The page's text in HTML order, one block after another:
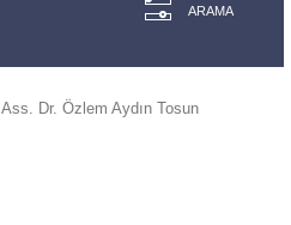
ARAMA
Ass. Dr. Özlem Aydın Tosun